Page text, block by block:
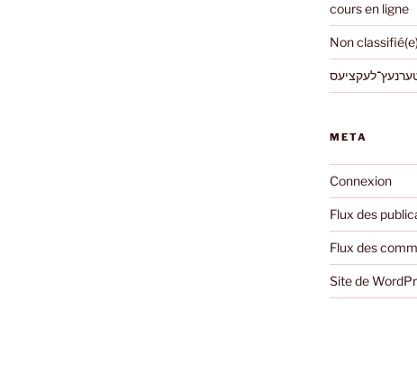
cours en ligne
Non classifié(e)
META
Connexion
Flux des
Flux des
Site de